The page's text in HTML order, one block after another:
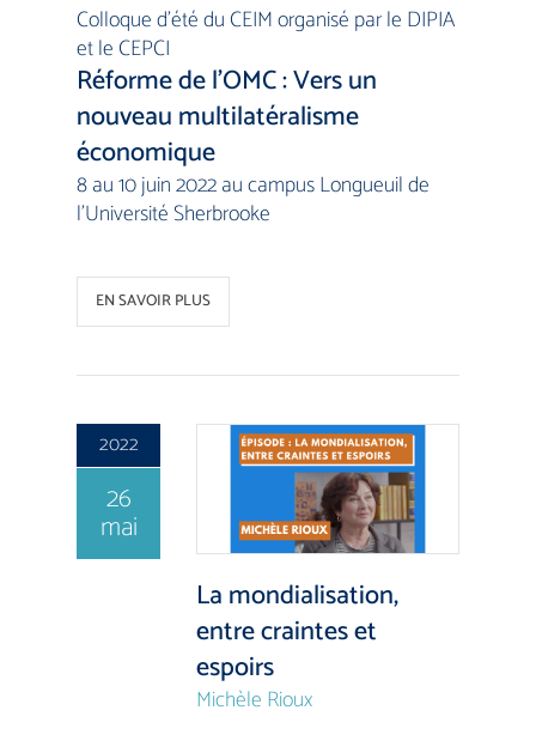
Colloque d’été du CEIM organisé par le DIPIA
et le CEPCI
Réforme de l’OMC : Vers un
nouveau multilatéralisme
économique
8 au 10 juin 2022 au campus Longueuil de
l’Université Sherbrooke
EN SAVOIR PLUS
2022
26
mai
La mondialisation,
entre craintes et
espoirs
Michèle Rioux